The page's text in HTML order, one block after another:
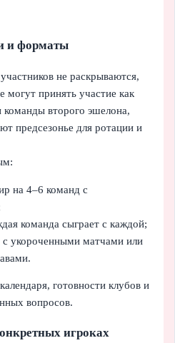
и форматы
не раскрываются,
могут принять участие как
второго эшелона,
предсезонье для ротации и
на 4–6 команд с
команда сыграет с каждой;
укороченными матчами или
готовности клубов и
вопросов.
игроках